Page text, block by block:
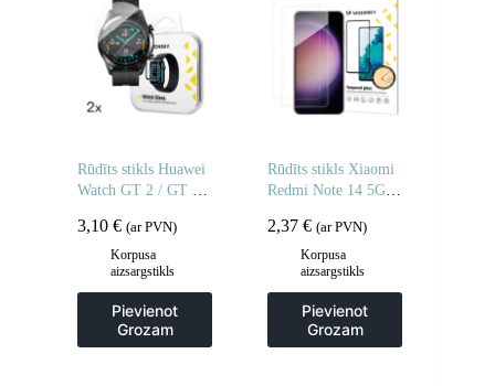
Rūdīts stikls Huawei
Watch GT 2 / GT 2
– 2 gab.
3,10 € (ar PVN)
Korpusa
aizsargstikls
Pievienot
Grozam
Rūdīts stikls Xiaomi
Redmi Note 14 5G /
stiklam – 2 gab.
2,37€ (ar PVN)
Korpusa
aizsargstikls
Pievienot
Grozam